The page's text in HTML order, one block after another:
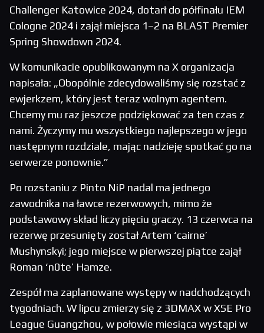
Challenger Katowice 2024, dotarł do półfinału IEM
Cologne 2024 i zajął miejsca 1–2 na BLAST Premier
Spring Showdown 2024.
W komunikacie opublikowanym na X organizacja
napisała: „Obopólnie zdecydowaliśmy się rozstać z
ewjerkzem, który jest teraz wolnym agentem.
Chcemy mu raz jeszcze podziękować za ten czas z
nami. Życzymy mu wszystkiego najlepszego w jego
następnym rozdziale, mając nadzieję spotkać go na
serwerze ponownie.”
Po rozstaniu z Pinto NiP nadal ma jednego
zawodnika na ławce rezerwowych, mimo że
podstawowy skład liczy pięciu graczy. 13 czerwca na
rezerwę przesunięty został Artem ‘cairne’
Mushynskyi; jego miejsce w pierwszej piątce zajął
Roman ‘n0te’ Hamze.
Zespół ma zaplanowane występy w nadchodzących
tygodniach. W lipcu zmierzy się z 3DMAX w XSE Pro
League Guangzhou, w połowie miesiąca wystąpi w